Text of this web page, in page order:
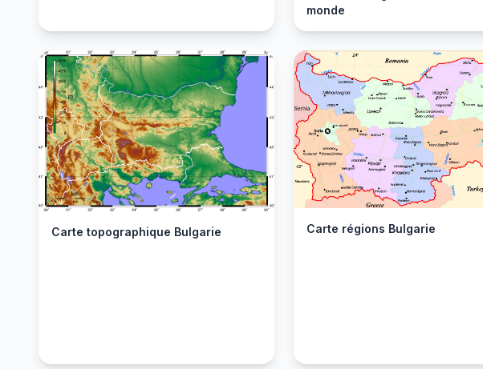
monde
Carte topographique Bulgarie Carte régions Bulgarie